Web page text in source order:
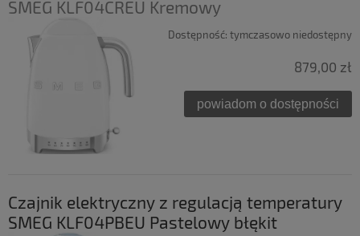
SMEG KLF04CREU Kremowy
Dostępność: tymczasowo niedostępny
879,00 zł
powiadom o dostępności
Czajnik elektryczny z regulacją temperatury
SMEG KLF04PBEU Pastelowy błękit